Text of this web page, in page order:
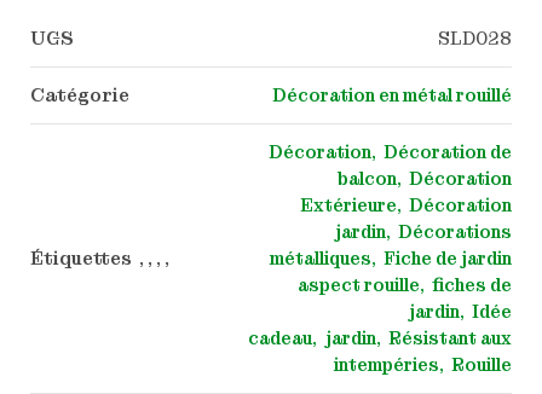
UGS SLD028
Catégorie Décoration en métal rouillé
Étiquettes , , , ,
Décoration
Décoration de
balcon
Décoration
Extérieure
Décoration
jardin
Décorations
métalliques
Fiche de jardin
aspect rouille
fiches de
jardin
Idée
cadeau
jardin
Résistant aux
intempéries
Rouille